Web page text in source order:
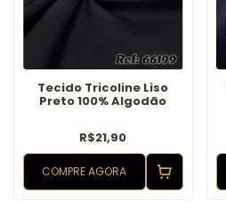
Tecido Tricoline Liso
Preto 100% Algodão
R$21,90
COMPRE AGORA